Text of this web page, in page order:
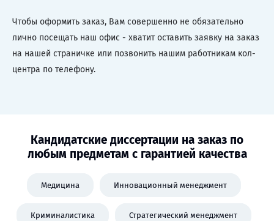
Чтобы оформить заказ, Вам совершенно не обязательно
лично посещать наш офис - хватит оставить заявку на заказ
на нашей страничке или позвонить нашим работникам кол-
центра по телефону.
Кандидатские диссертации на заказ по
любым предметам с гарантией качества
Медицина Инновационный менеджмент
Криминалистика Стратегический менеджмент